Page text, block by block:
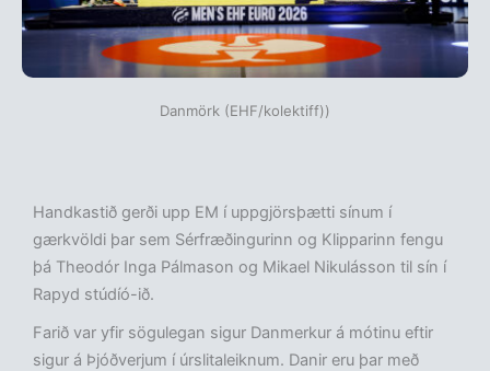
Danmörk (EHF/kolektiff))
Handkastið gerði upp EM í uppgjörsþætti sínum í
gærkvöldi þar sem Sérfræðingurinn og Klipparinn fengu
þá Theodór Inga Pálmason og Mikael Nikulásson til sín í
Rapyd stúdíó-ið.
Farið var yfir sögulegan sigur Danmerkur á mótinu eftir
sigur á Þjóðverjum í úrslitaleiknum. Danir eru þar með